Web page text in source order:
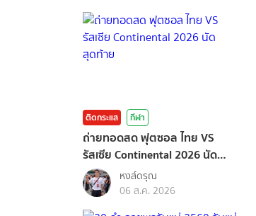
ติดกระแส กีฬา
ถ่ายทอดสด ฟุตซอล ไทย VS
รัสเซีย Continental 2026 นัด
สุดท้าย
หงส์ดรุณ
06 ส.ค. 2026